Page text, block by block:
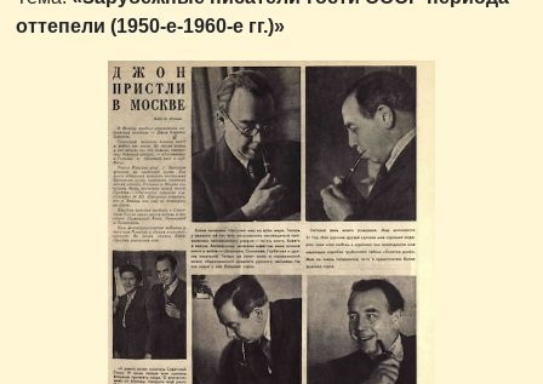
оттепели (1950-е-1960-е гг.)»